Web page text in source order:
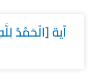
آية [الْحَمْدُ